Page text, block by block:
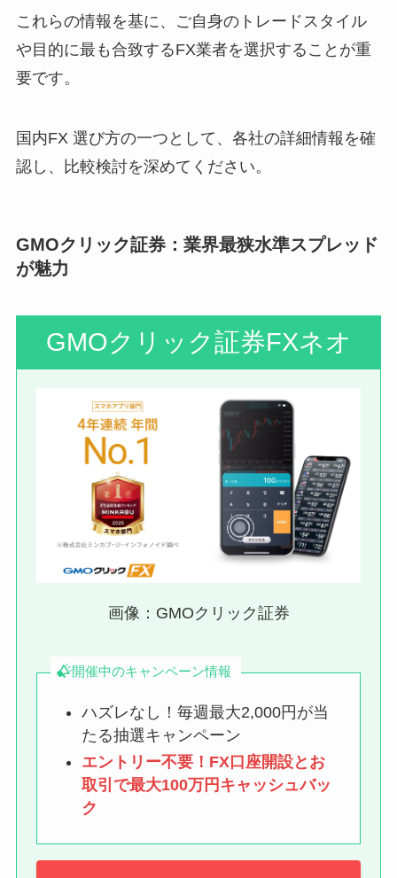
これらの情報を基に、ご自身のトレードスタイル
や目的に最も合致するFX業者を選択することが重
要です。
国内FX 選び方の一つとして、各社の詳細情報を確
認し、比較検討を深めてください。
GMOクリック証券：業界最狭水準スプレッド
が魅力
GMOクリック証券FXネオ
画像：GMOクリック証券
開催中のキャンペーン情報
ハズレなし！毎週最大2,000円が当
たる抽選キャンペーン
エントリー不要！FX口座開設とお
取引で最大100万円キャッシュバッ
ク